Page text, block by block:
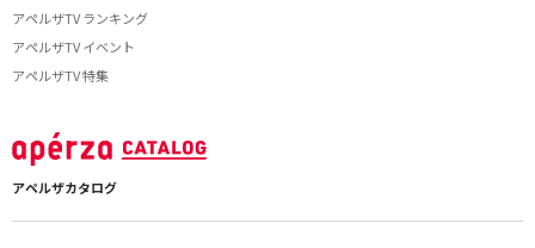
アペルザTV ランキング
アペルザTV イベント
アペルザTV 特集
アペルザカタログ